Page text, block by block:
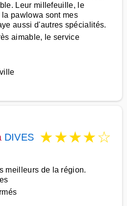
Leur millefeuille, le
pawlowa sont mes
aussi d'autres spécialités.
aimable, le service
DIVES ★★★★☆
meilleurs de la région.